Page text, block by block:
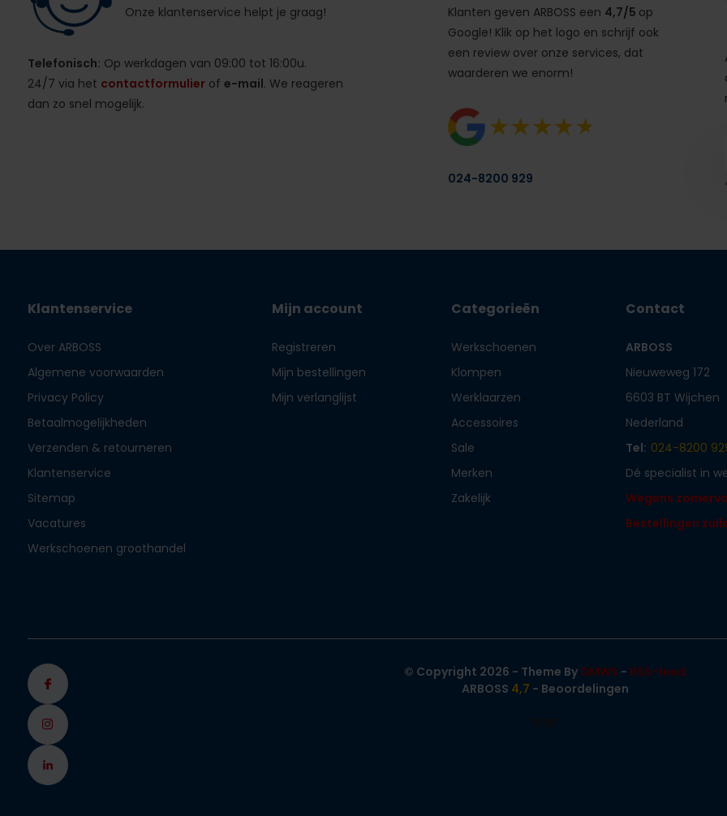
Onze klantenservice helpt je graag!
Telefonisch: Op werkdagen van 09:00 tot 16:00u.
24/7 via het contactformulierof e-mail. We reageren
dan zo snel mogelijk.
Klanten geven ARBOSS een 4,7/5 op
Google! Klik op het logo en schrijf ook
een review over onze services, dat
waarderen we enorm!
024-8200 929
Klantenservice
Over ARBOSS
Algemene voorwaarden
Privacy Policy
Betaalmogelijkheden
Verzenden & retourneren
Klantenservice
Sitemap
Vacatures
Werkschoenen groothandel
Mijn account
Registreren
Mijn bestellingen
Mijn verlanglijst
Categorieën
Werkschoenen
Klompen
Werklaarzen
Accessoires
Sale
Merken
Zakelijk
Contact
ARBOSS
Nieuweweg 172
6603 BT Wijchen
Nederland
Tel: 024-8200
Dé specialist in
Wegens
Bestellingen
© Copyright 2026 - Theme By DMWS - RSS-feed
ARBOSS 4,7 - Beoordelingen